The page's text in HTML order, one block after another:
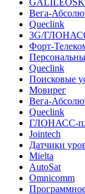
Вега-
Queclink
3G/
Форт-
Queclink
Поисковые
Мовирег
Вега-
Queclink
ГЛОНАСС-
Jointech
Датчики
Mielta
AutoSat
Omnicomm